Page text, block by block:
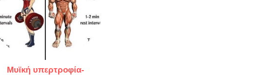
Μυϊκή υπερτροφία-